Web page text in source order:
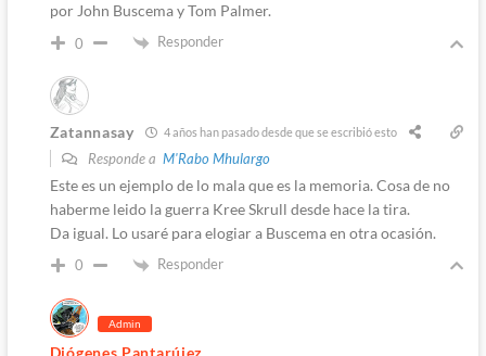
por John Buscema y Tom Palmer.
0 Responder
Zatannasay 4 años han pasado desde que se escribió esto
Responde a M'Rabo Mhulargo
Este es un ejemplo de lo mala que es la memoria. Cosa de no
haberme leido la guerra Kree Skrull desde hace la tira.
Da igual. Lo usaré para elogiar a Buscema en otra ocasión.
0 Responder
Admin
Diógenes Pantarújez